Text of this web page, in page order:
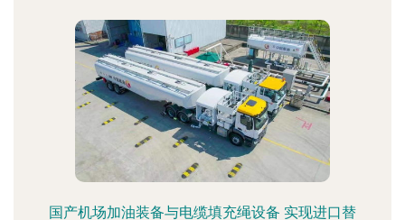
国产机场加油装备与电缆填充绳设备 实现进口替